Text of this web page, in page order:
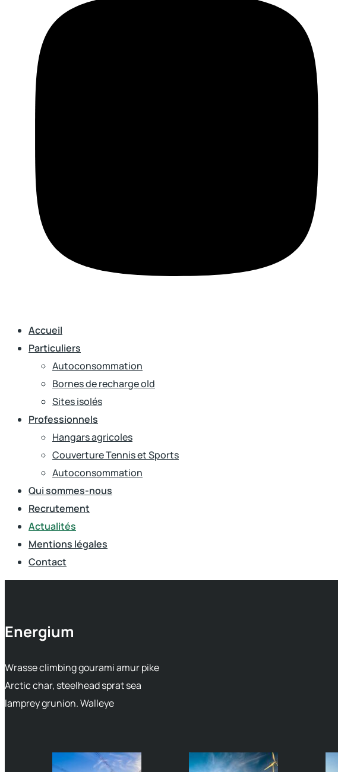
Accueil
Particuliers
Autoconsommation
Bornes de recharge old
Sites isolés
Professionnels
Hangars agricoles
Couverture Tennis et Sports
Autoconsommation
Qui sommes-nous
Recrutement
Actualités
Mentions légales
Contact
Energium
Wrasse climbing gourami amur pike
Arctic char, steelhead sprat sea
lamprey grunion. Walleye